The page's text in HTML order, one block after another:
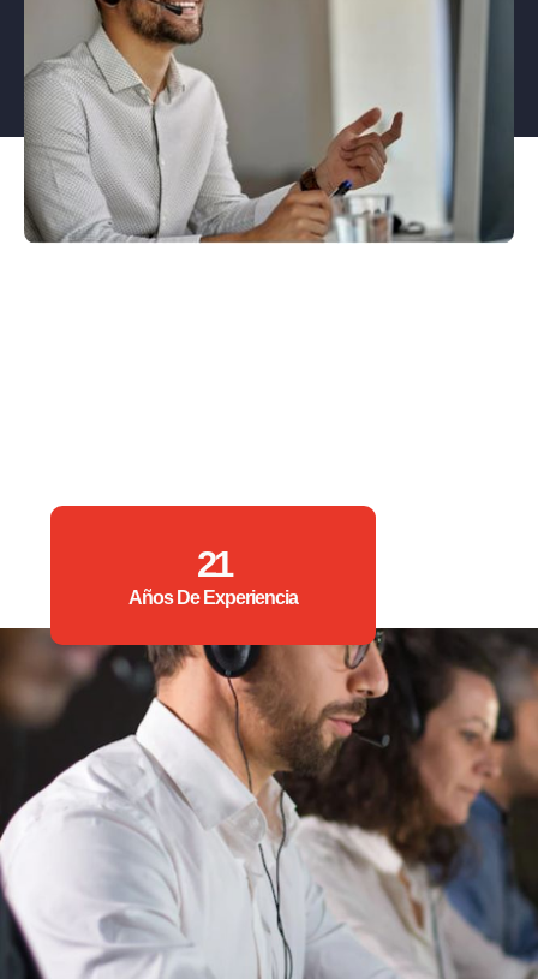
21
Años De Experiencia